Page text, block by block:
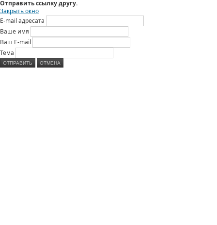
Отправить ссылку другу.
Закрыть окно
E-mail адресата
Ваше имя
Ваш E-mail
Тема
ОТПРАВИТЬ ОТМЕНА